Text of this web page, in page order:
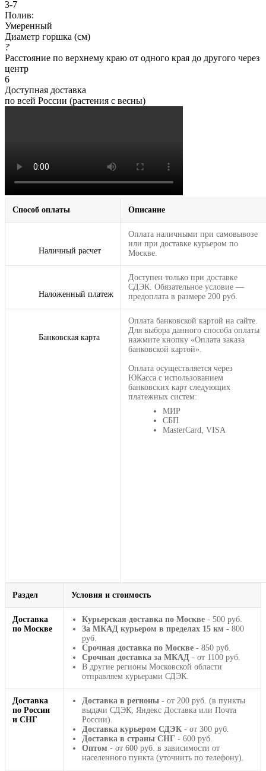
3-7
Полив:
Умеренный
Диаметр горшка (см)
?
Расстояние по верхнему краю от одного края до другого через
центр
6
Доступная доставка
по всей России (растения с весны)
Способ оплаты Описание
Наличный расчет
Оплата наличными при самовывозе
или при доставке курьером по
Москве.
Наложенный платеж
Доступен только при доставке
СДЭК. Обязательное условие —
предоплата в размере 200 руб.
Банковская карта
Оплата банковской картой на сайте.
Для выбора данного способа оплаты
нажмите кнопку «Оплата заказа
банковской картой».
Оплата осуществляется через
ЮКасса с использованием
банковских карт следующих
платежных систем:
МИР
СБП
MasterCard, VISA
Раздел Условия и стоимость
Доставка
по Москве
Курьерская доставка по Москве - 500 руб.
За МКАД курьером в пределах 15 км - 800
руб.
Срочная доставка по Москве - 850 руб.
Срочная доставка за МКАД - от 1100 руб.
В другие регионы Московской области
отправляем курьерами СДЭК.
Доставка
по России
и СНГ
Доставка в регионы - от 200 руб. (в пункты
выдачи СДЭК, Яндекс Доставка или Почта
России).
Доставка курьером СДЭК - от 300 руб.
Доставка в страны СНГ - 600 руб.
Оптом - от 600 руб. в зависимости от
населенного пункта (уточнить по телефону).